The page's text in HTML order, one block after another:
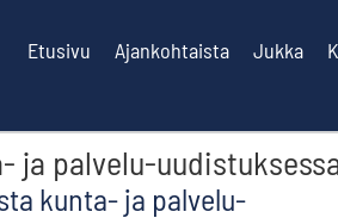
Etusivu Ajankohtaista Jukka
palvelu-
kunta- ja palvelu-